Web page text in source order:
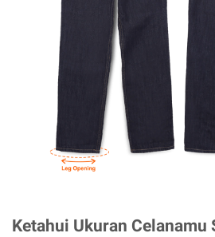
Ketahui Ukuran Celanamu